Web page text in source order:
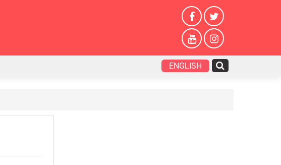
ENGLISH